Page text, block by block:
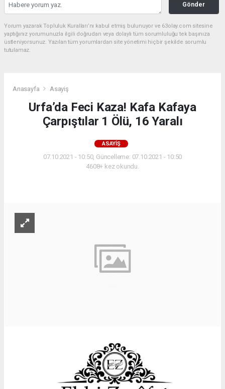
Gönder
Yorum yazarak Topluluk Kuralları’nı kabul etmiş bulunuyor ve 63olay.com sitesine
yaptığınız yorumunuzla ilgili doğrudan veya dolaylı tüm sorumluluğu tek başınıza
üstleniyorsunuz. Yazılan tüm yorumlardan site yönetimi hiçbir şekilde sorumlu
tutulamaz.
Anasayfa Asayiş
Urfa’da Feci Kaza! Kafa Kafaya
Çarpıştılar 1 Ölü, 16 Yaralı
ASAYIŞ
07.10.2021 - 10:50, Güncelleme: 07.10.2021 - 10:50
4608+ kez okundu.